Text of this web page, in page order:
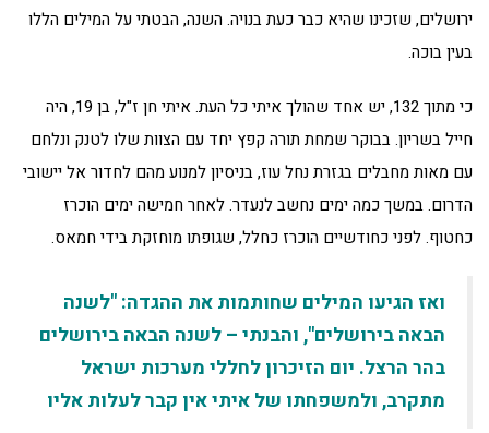
ירושלים, שזכינו שהיא כבר כעת בנויה. השנה, הבטתי על המילים הללו
בעין בוכה.
כי מתוך 132, יש אחד שהולך איתי כל העת. איתי חן ז"ל, בן 19, היה
חייל בשריון. בבוקר שמחת תורה קפץ יחד עם הצוות שלו לטנק ונלחם
עם מאות מחבלים בגזרת נחל עוז, בניסיון למנוע מהם לחדור אל יישובי
הדרום. במשך כמה ימים נחשב לנעדר. לאחר חמישה ימים הוכרז
כחטוף. לפני כחודשיים הוכרז כחלל, שגופתו מוחזקת בידי חמאס.
ואז הגיעו המילים שחותמות את ההגדה: "לשנה
הבאה בירושלים", והבנתי – לשנה הבאה בירושלים
בהר הרצל. יום הזיכרון לחללי מערכות ישראל
מתקרב, ולמשפחתו של איתי אין קבר לעלות אליו